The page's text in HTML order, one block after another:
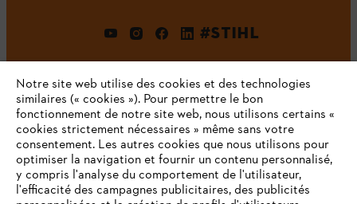
#STIHL
L'Entreprise
Notre site web utilise des cookies et des technologies
similaires (« cookies »). Pour permettre le bon
fonctionnement de notre site web, nous utilisons certains «
cookies strictement nécessaires » même sans votre
consentement. Les autres cookies que nous utilisons pour
optimiser la navigation et fournir un contenu personnalisé,
y compris l'analyse du comportement de l'utilisateur,
l'efficacité des campagnes publicitaires, des publicités